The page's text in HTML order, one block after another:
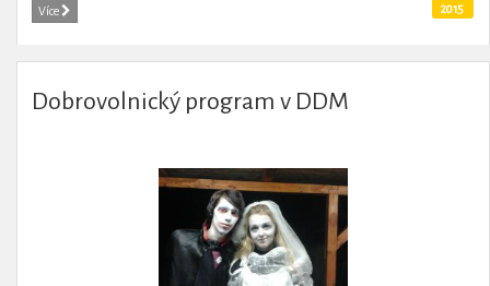
Více 2015
Dobrovolnický program v DDM